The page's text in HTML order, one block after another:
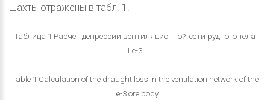
шахты отражены в табл. 1.
Таблица 1 Расчет депрессии вентиляционной сети рудного тела
Le-3
Table 1 Calculation of the draught loss in the ventilation network of the
Le-3 ore body